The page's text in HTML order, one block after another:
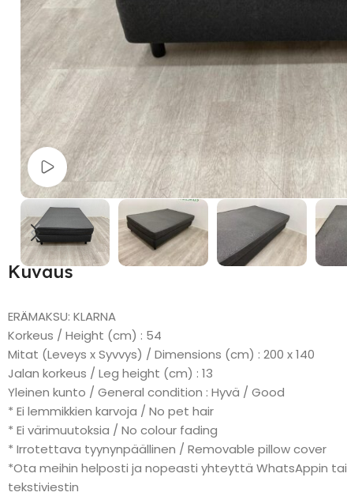
Watch video
Kuvaus
ERÄMAKSU: KLARNA
Korkeus / Height (cm) : 54
Mitat (Leveys x Syvvys) / Dimensions (cm) : 200 x 140
Jalan korkeus / Leg height (cm) : 13
Yleinen kunto / General condition : Hyvä / Good
* Ei lemmikkien karvoja / No pet hair
* Ei värimuutoksia / No colour fading
* Irrotettava tyynynpäällinen / Removable pillow cover
*Ota meihin helposti ja nopeasti yhteyttä WhatsAppin tai
tekstiviestin